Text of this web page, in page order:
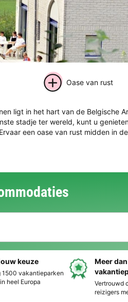
Oase van rust
ligt in het hart van de Belgische
stadje ter wereld, kunt u
een oase van rust midden in
keuze
1500 vakantieparken
heel Europa
Meer
Vertrouwd
reizigers